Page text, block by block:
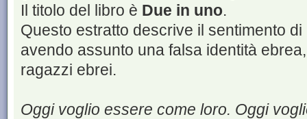
Il titolo del libro è Due in uno.
Questo estratto descrive il sentimento
avendo assunto una falsa identità
ragazzi ebrei.
Oggi voglio essere come loro. Oggi